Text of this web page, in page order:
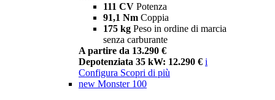
111 CV Potenza
91,1 Nm Coppia
175 kg Peso in ordine di marcia
senza carburante
A partire da 13.290 €
Depotenziata 35 kW: 12.290 € i
Configura Scopri di più
new Monster 100